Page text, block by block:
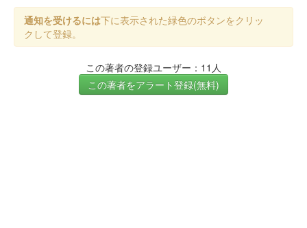
通知を受けるには下に表示された緑色のボタンをクリッ
クして登録。
この著者の登録ユーザー：11人
この著者をアラート登録(無料)